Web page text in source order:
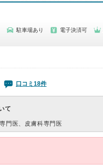
駐車場あり 電子決済可
口コミ18件
て
門医、皮膚科専門医